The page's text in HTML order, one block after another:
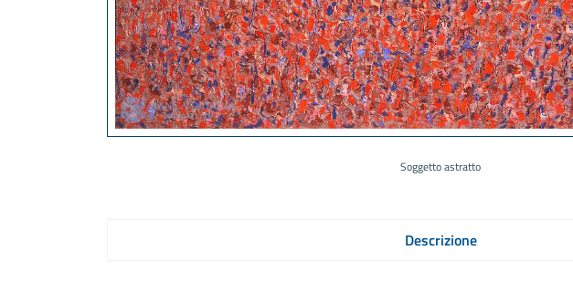
Soggetto astratto
Descrizione